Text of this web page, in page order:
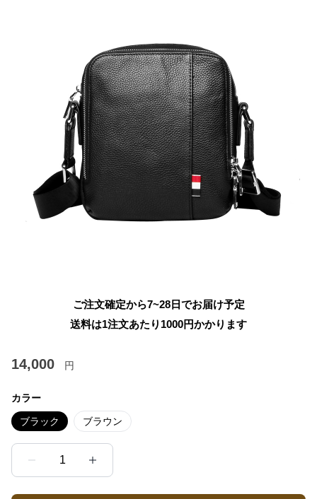
ご注文確定から7~28日でお届け予定
送料は1注文あたり 1000円かかります
14,000 円
カラー
ブラック ブラウン
1